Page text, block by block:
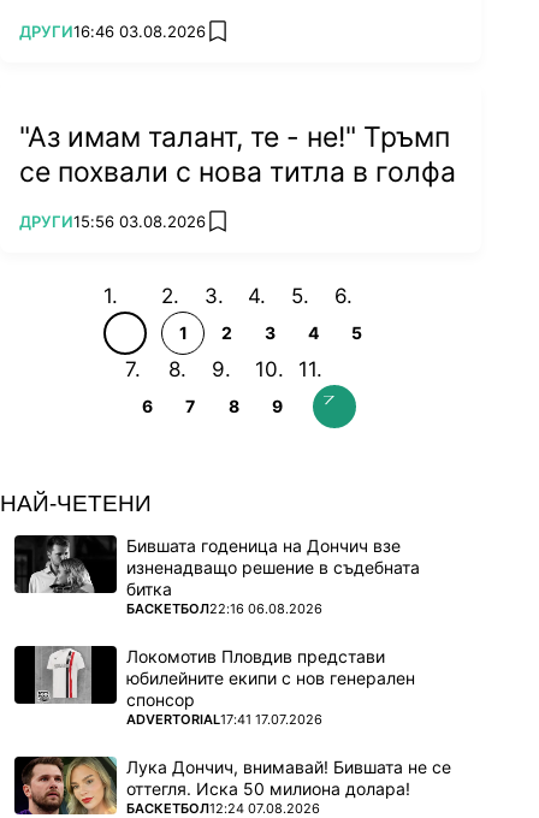
ПОВЕЧЕ ОТ
ДРУГИ16:46 03.08.2026 add favorites
"Аз имам талант, те - не!" Тръмп
се похвали с нова титла в голфа
ПОВЕЧЕ ОТ
ДРУГИ15:56 03.08.2026 add favorites
1 2 3 4 5
6 7 8 9
НАЙ-ЧЕТЕНИ
Бившата годеница на Дончич взе
изненадващо решение в съдебната
битка
ПОВЕЧЕ ОТ
БАСКЕТБОЛ22:16 06.08.2026
Локомотив Пловдив представи
юбилейните екипи с нов генерален
спонсор
ПОВЕЧЕ ОТ
ADVERTORIAL17:41 17.07.2026
Лука Дончич, внимавай! Бившата не се
оттегля. Иска 50 милиона долара!
ПОВЕЧЕ ОТ
БАСКЕТБОЛ12:24 07.08.2026